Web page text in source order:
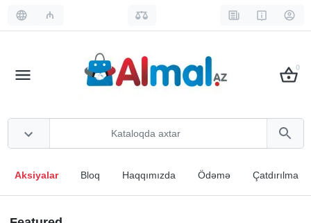
₼
0
Aksiyalar Bloq Haqqımızda Ödəmə Çatdırılma